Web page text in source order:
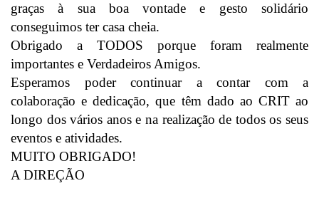
graças à sua boa vontade e gesto solidário
conseguimos ter casa cheia.
Obrigado a TODOS porque foram realmente
importantes e Verdadeiros Amigos.
Esperamos poder continuar a contar com a
colaboração e dedicação, que têm dado ao CRIT ao
longo dos vários anos e na realização de todos os seus
eventos e atividades.
MUITO OBRIGADO!
A DIREÇÃO